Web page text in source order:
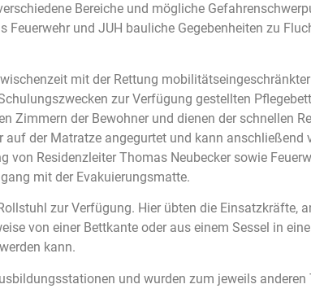
Bereiche und mögliche
Feuerwehr und JUH bauliche Gegebenheiten zu
mit der Rettung
zur Verfügung gestellten
Zimmern der Bewohner und dienen der schnellen
auf der Matratze angegurtet und kann
von Residenzleiter Thomas Neubecker sowie
mit der Evakuierungsmatte.
zur Verfügung. Hier übten die Einsatzkräfte,
von einer Bettkante oder aus einem Sessel in
kann.
und wurden zum jeweils anderen